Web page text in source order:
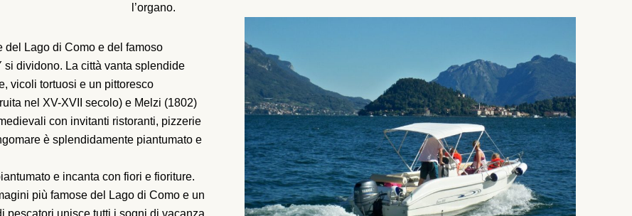
l’organo.
del Lago di Como e del famoso
si dividono. La città vanta splendide
vicoli tortuosi e un pittoresco
nel XV-XVII secolo) e Melzi (1802)
con invitanti ristoranti, pizzerie
è splendidamente piantumato e
e incanta con fiori e fioriture.
più famose del Lago di Como e un
pescatori unisce tutti i sogni di vacanza